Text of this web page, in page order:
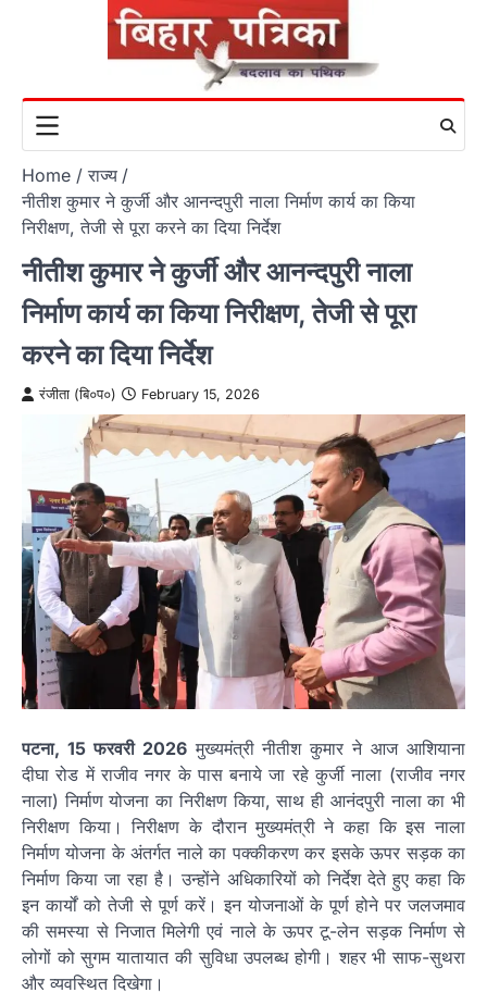
Home
राज्य
नीतीश कुमार ने कुर्जी और आनन्दपुरी नाला निर्माण कार्य का किया
निरीक्षण, तेजी से पूरा करने का दिया निर्देश
नीतीश कुमार ने कुर्जी और आनन्दपुरी नाला
निर्माण कार्य का किया निरीक्षण, तेजी से पूरा
करने का दिया निर्देश
रंजीता (बि०प०) February 15, 2026
पटना, 15 फरवरी 2026मुख्यमंत्री नीतीश कुमार ने आज आशियाना
दीघा रोड में राजीव नगर के पास बनाये जा रहे कुर्जी नाला (राजीव नगर
नाला) निर्माण योजना का निरीक्षण किया, साथ ही आनंदपुरी नाला का भी
निरीक्षण किया। निरीक्षण के दौरान मुख्यमंत्री ने कहा कि इस नाला
निर्माण योजना के अंतर्गत नाले का पक्कीकरण कर इसके ऊपर सड़क का
निर्माण किया जा रहा है। उन्होंने अधिकारियों को निर्देश देते हुए कहा कि
इन कार्यों को तेजी से पूर्ण करें। इन योजनाओं के पूर्ण होने पर जलजमाव
की समस्या से निजात मिलेगी एवं नाले के ऊपर टू-लेन सड़क निर्माण से
लोगों को सुगम यातायात की सुविधा उपलब्ध होगी। शहर भी साफ-सुथरा
और व्यवस्थित दिखेगा।